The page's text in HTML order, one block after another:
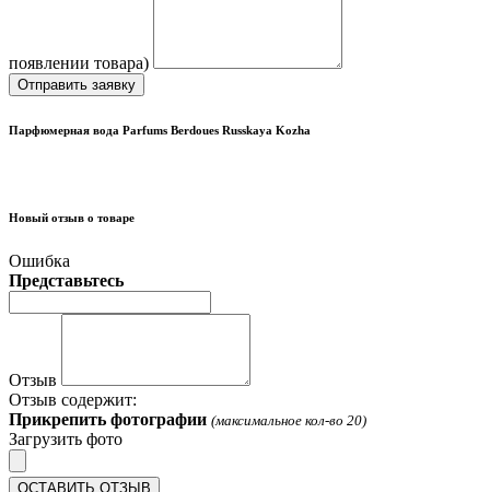
появлении товара)
Отправить заявку
Парфюмерная вода Parfums Berdoues Russkaya Kozha
Новый отзыв о товаре
Ошибка
Представьтесь
Отзыв
Отзыв содержит:
Прикрепить фотографии (максимальное кол-во 20)
Загрузить фото
ОСТАВИТЬ ОТЗЫВ